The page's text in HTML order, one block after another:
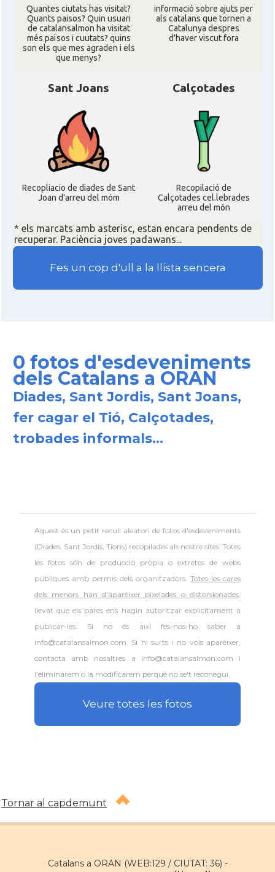
Quantes ciutats has visitat?
Quants paisos? Quin usuari
de catalansalmon ha visitat
més països i cuutats? quins
son els que mes agraden i els
que menys?
informació sobre ajuts per
als catalans que tornen a
Catalunya despres
d'haver viscut fora
Sant Joans
Recopliacio de diades de Sant
Joan d'arreu del móm
Calçotades
Recopilació de
Calçotades cel.lebrades
arreu del món
* els marcats amb asterisc, estan encara pendents de
recuperar. Paciència joves padawans...
Fes un cop d'ull a la llista sencera
0 fotos d'esdeveniments
dels Catalans a ORAN
Diades, Sant Jordis, Sant Joans,
fer cagar el Tió, Calçotades,
trobades informals...
Aquest és un petit recull aleatori defotos d'esdeveniments
(Diades, Sant Jordis, Tions) recopilades als nostre sites. Totes
les fotos són de producció pròpia o extretes de webs
públiques amb permís dels organitzadors.Totes les cares
dels menors han d'aparèixer pixelades o distorsionades,
llevat que els pares ens hagin autoritzar explícitament a
publicar-les. Si no és així fes-nos-ho saber a
info@catalansalmon.com. Si hi surts i no vols aparèixer,
contacta amb nosaltres a info@catalansalmon.com i
l'eliminarem o la modificarem perquè no se't reconegui.
Veure totes les fotos
Tornar al capdemunt
Catalans a ORAN (WEB:129 / CIUTAT: 36) -